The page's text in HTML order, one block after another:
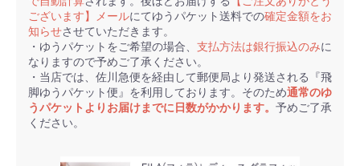
ございます】メールにてゆうパケット送料での確定金額をお
知らせさせていただきます。
・ゆうパケットをご希望の場合、 支払方法は銀行振込のみに
なりますので予めご了承ください。
・当店では、佐川急便を経由して郵便局より発送される『飛
脚ゆうパケット便』を利用しております。そのため通常のゆ
うパケットよりお届けまでに日数がかかります。 予めご了承
ください。